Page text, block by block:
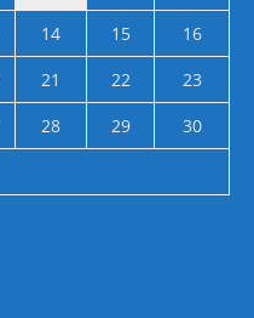
14 15
16
21 22
23
28 29
30